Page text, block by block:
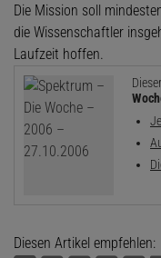
Die Mission soll
die Wissenschaftler
Laufzeit hoffen.
Diesen Artikel empfehlen: